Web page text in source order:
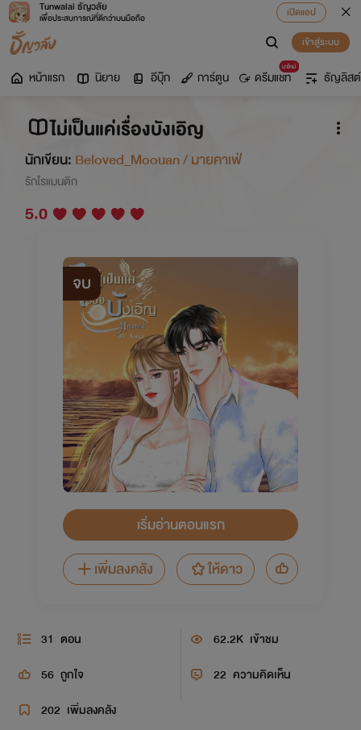
Tunwalai ธัญวลัย
เพื่อประสบการณ์ที่ดีกว่าบนมือถือ
เปิดแอป
เข้าสู่ระบบ
หน้าแรก นิยาย อีบุ๊ก การ์ตูน
มาใหม่
ดรีมแชท ธัญลิสต์
ไม่เป็นแค่เรื่องบังเอิญ
นักเขียน: Beloved_Moouan / มายคาเฟ่
รักโรแมนติก
5.0
จบ
เริ่มอ่านตอนแรก
เพิ่มลงคลัง
ให้ดาว
31 ตอน 62.2K เข้าชม
56 ถูกใจ 22 ความคิดเห็น
202 เพิ่มลงคลัง